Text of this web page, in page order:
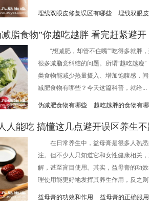
埋线双眼皮修复误区有哪些 埋线双眼
脂食物”你越吃越胖 看完赶紧避开
“想减肥，却管不住嘴”“吃得多就胖，
很多减脂党纠结的问题。所谓“越吃越瘦
类食物能减少热量摄入、增加饱腹感，
减肥食物有哪些？今天这篇科普，就给...
伪减肥食物有哪些 越吃越胖的食物有
人能吃 搞懂这几点避开误区养生
在日常养生中，益母膏是很多人熟悉
注。但不少人只知道它和女性健康相关
解，甚至盲目使用。其实，益母膏的功
理使用能更好地发挥其养生作用，反之
益母膏的功效和作用 益母膏的正确服